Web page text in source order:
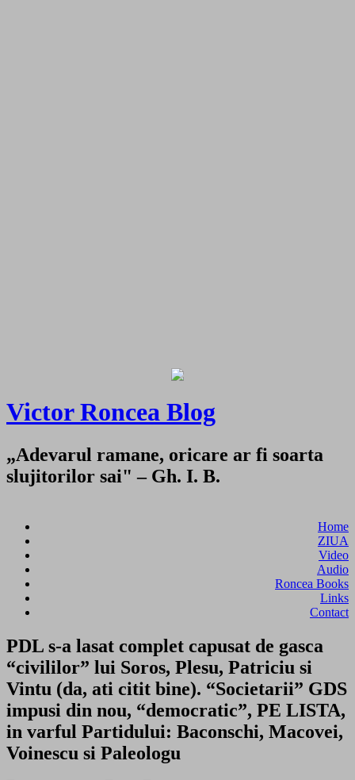
Victor Roncea Blog
„Adevarul ramane, oricare ar fi soarta
slujitorilor sai" – Gh. I. B.
Home
ZIUA
Video
Audio
Roncea Books
Links
Contact
PDL s-a lasat complet capusat de gasca
“civililor” lui Soros, Plesu, Patriciu si
Vintu (da, ati citit bine). “Societarii” GDS
impusi din nou, “democratic”, PE LISTA,
in varful Partidului: Baconschi, Macovei,
Voinescu si Paleologu